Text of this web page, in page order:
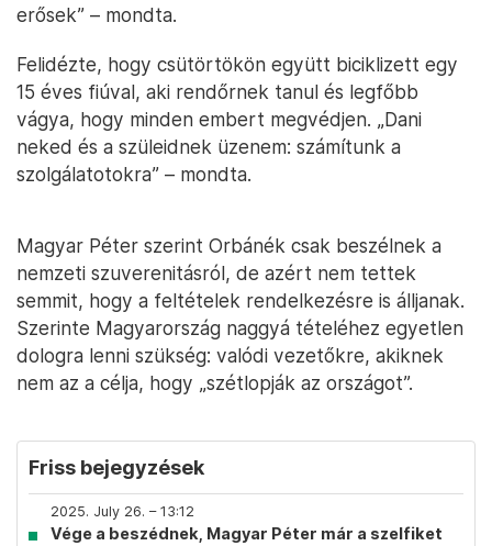
erősek” – mondta.
Felidézte, hogy csütörtökön együtt biciklizett egy
15 éves fiúval, aki rendőrnek tanul és legfőbb
vágya, hogy minden embert megvédjen. „Dani
neked és a szüleidnek üzenem: számítunk a
szolgálatotokra” – mondta.
Magyar Péter szerint Orbánék csak beszélnek a
nemzeti szuverenitásról, de azért nem tettek
semmit, hogy a feltételek rendelkezésre is álljanak.
Szerinte Magyarország naggyá tételéhez egyetlen
dologra lenni szükség: valódi vezetőkre, akiknek
nem az a célja, hogy „szétlopják az országot”.
Friss bejegyzések
2025. July 26. – 13:12
Vége a beszédnek, Magyar Péter már a szelfiket